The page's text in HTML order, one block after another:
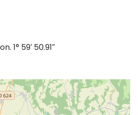
1° 59′ 50.91″